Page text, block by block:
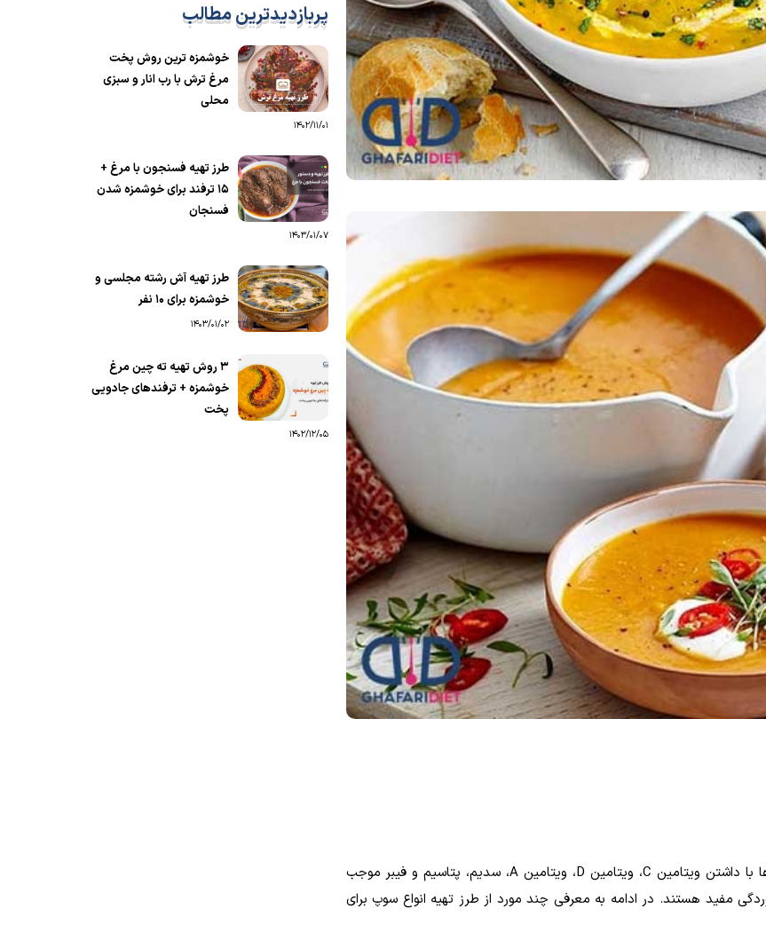
داشتن ویتامین C، ویتامین D، ویتامین A، سدیم، پتاسیم و فیبر موجب
مفید هستند. در ادامه به معرفی چند مورد از طرز تهیه انواع سوپ برای
پربازدیدترین مطالب
خوشمزه ترین روش پخت
مرغ ترش با رب انار و سبزی
محلی
1402/11/01
طرز تهیه فسنجون با مرغ +
15 ترفند برای خوشمزه شدن
فسنجان
1403/01/07
طرز تهیه آش رشته مجلسی و
خوشمزه برای ۱۰ نفر
1403/01/02
۳ روش تهیه ته چین مرغ
خوشمزه + ترفندهای جادویی
پخت
1402/12/05